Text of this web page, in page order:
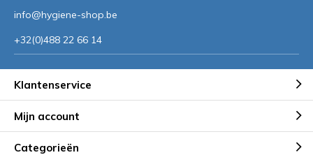
info@hygiene-shop.be
+32(0)488 22 66 14
Klantenservice
Mijn account
Categorieën